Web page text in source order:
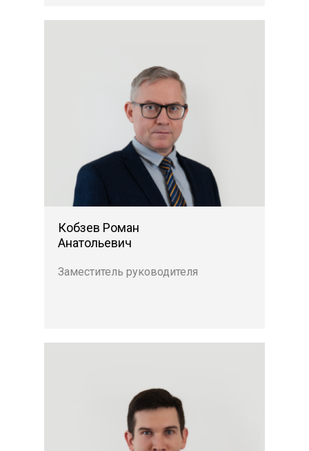
Кобзев Роман
Анатольевич
Заместитель руководителя